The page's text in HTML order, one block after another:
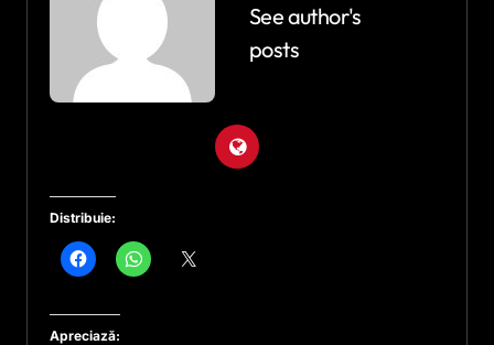
See author's
posts
Distribuie:
Apreciază: